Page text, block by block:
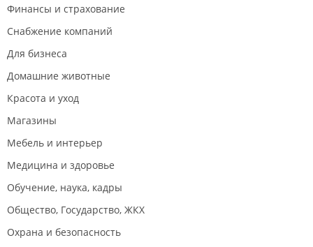
Финансы и страхование
Снабжение компаний
Для бизнеса
Домашние животные
Красота и уход
Магазины
Мебель и интерьер
Медицина и здоровье
Обучение, наука, кадры
Общество, Государство, ЖКХ
Охрана и безопасность